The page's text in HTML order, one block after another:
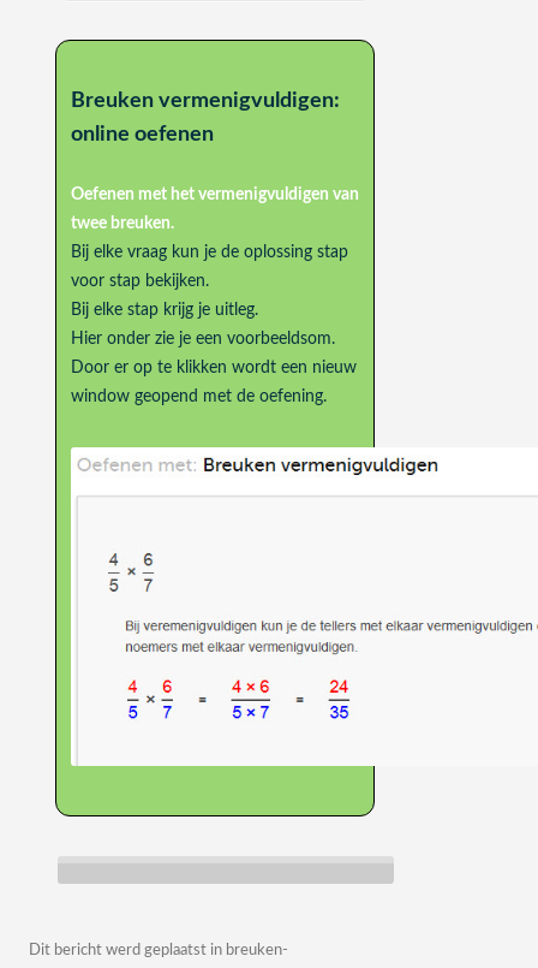
Breuken vermenigvuldigen:
online oefenen
Oefenen met het vermenigvuldigen van
twee breuken.
Bij elke vraag kun je de oplossing stap
voor stap bekijken.
Bij elke stap krijg je uitleg.
Hier onder zie je een voorbeeldsom.
Door er op te klikken wordt een nieuw
window geopend met de oefening.
Dit bericht werd geplaatst in breuken-